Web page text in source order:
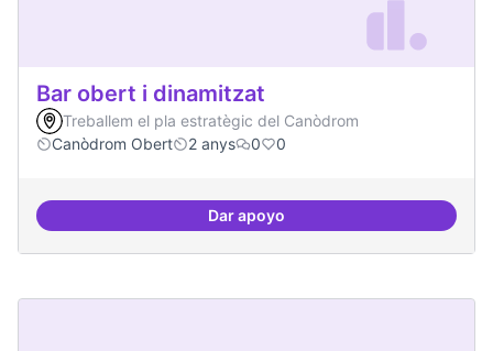
Bar obert i dinamitzat
Treballem el pla estratègic del Canòdrom
Canòdrom Obert
2 anys 0 0
Dar apoyoBar obert i dinamitzat